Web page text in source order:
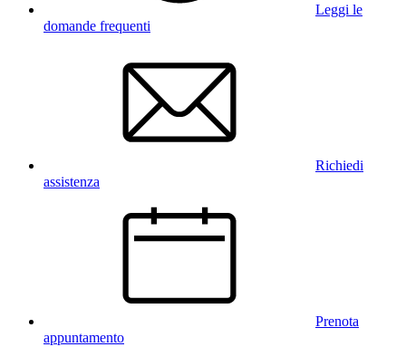
Leggi le
domande frequenti
Richiedi
assistenza
Prenota
appuntamento